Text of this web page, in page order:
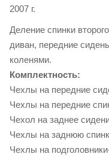
2007 г.
Деление спинки
диван, передние
коленями.
Комплектность:
Чехлы на передние
Чехлы на передние
Чехол на заднее
Чехлы на заднюю
Чехлы на